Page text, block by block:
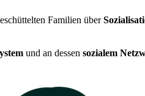
Familien über
und an dessen sozialem